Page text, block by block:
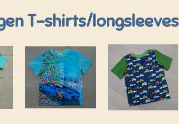
T-shirts/longsleeves